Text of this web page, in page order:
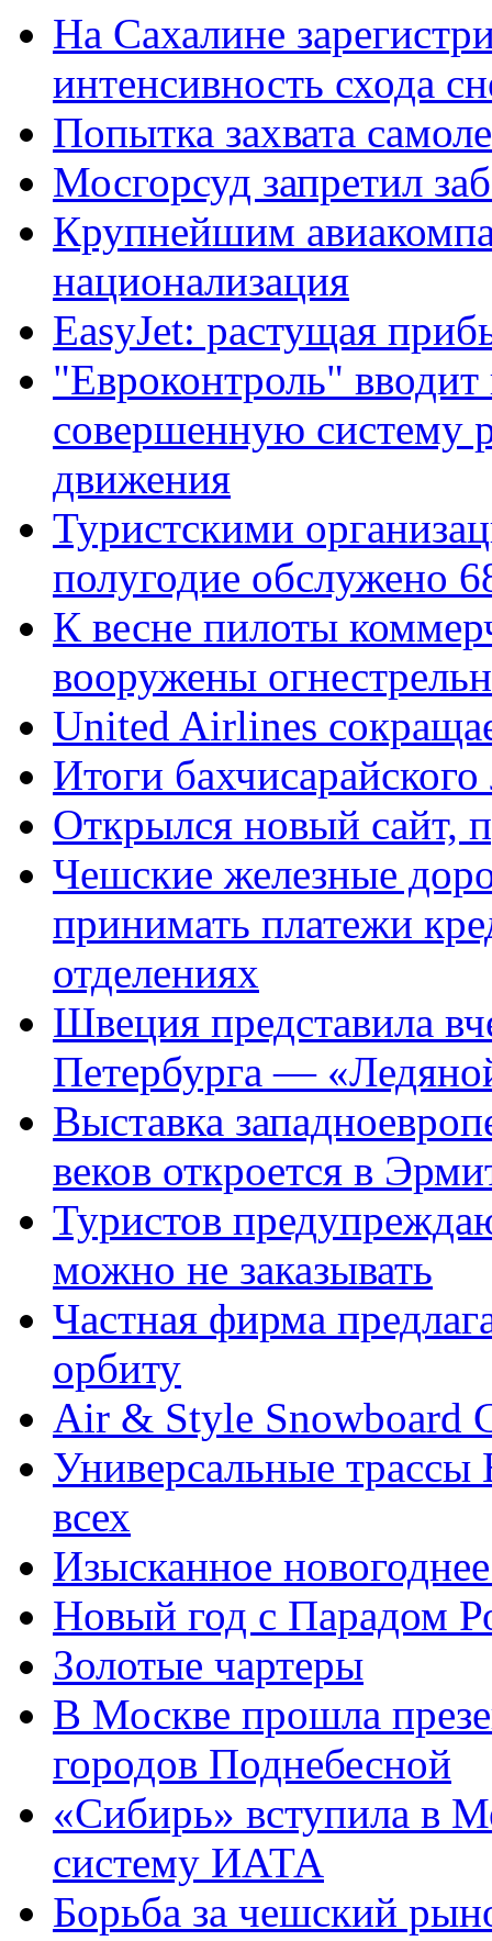
На Сахалине
интенсивность схода
Попытка захвата
Мосгорсуд запретил
Крупнейшим
национализация
EasyJet: растущая
"Евроконтроль"
совершенную систему
движения
Туристскими
полугодие обслужено
К весне пилоты
вооружены
United Airlines
Итоги бахчисарайского
Открылся новый
Чешские железные
принимать платежи
отделениях
Швеция представила
Петербурга —
Выставка
веков откроется в
Туристов
можно не заказывать
Частная фирма
орбиту
Air & Style Snowboard
Универсальные
всех
Изысканное
Новый год с Парадом
Золотые чартеры
В Москве прошла
городов Поднебесной
«Сибирь» вступила в
систему ИАТА
Борьба за чешский